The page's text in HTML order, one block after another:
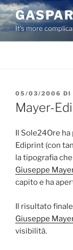
Salta
al
contenuto
It's more
PUBBLICATO
IL
05/03/2006 DI
Mayer-
Il Sole24Ore
Ediprint (con
la tipografia
Giuseppe
capito e ha
Il risultato
Giuseppe
visibilità.